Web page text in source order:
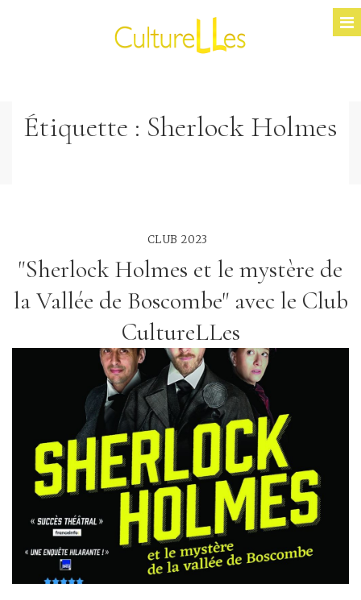
Étiquette : Sherlock Holmes
CLUB 2023
"Sherlock Holmes et le mystère de
la Vallée de Boscombe" avec le Club
CultureLLes